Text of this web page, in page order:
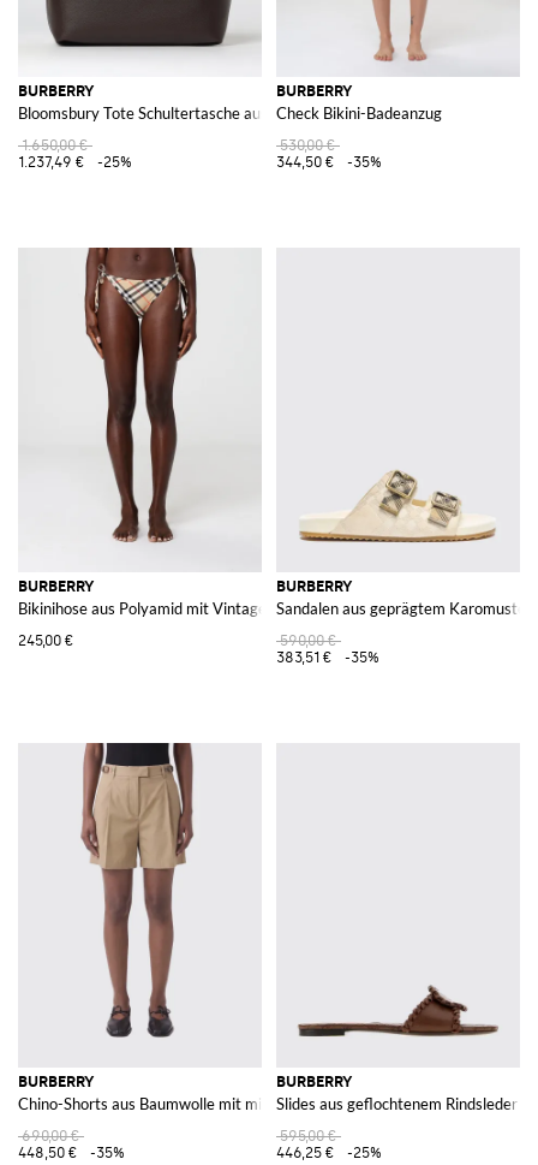
BURBERRY
Bloomsbury Tote Schultertasche aus Leder
1.650,00 €
1.237,49 €
-25%
BURBERRY
Check Bikini-Badeanzug
530,00 €
344,50 €
-35%
BURBERRY
Bikinihose aus Polyamid mit Vintage Check
245,00 €
BURBERRY
Sandalen aus geprägtem
590,00 €
383,51 €
-35%
BURBERRY
Chino-Shorts aus Baumwolle mit mittlerer Leibhöhe und schrägen Taschen
690,00 €
448,50 €
-35%
BURBERRY
Slides aus geflochtenem Rindsleder
595,00 €
446,25 €
-25%